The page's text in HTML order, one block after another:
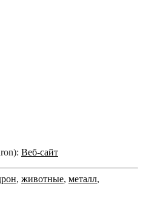
Веб-сайт
, животные, металл,